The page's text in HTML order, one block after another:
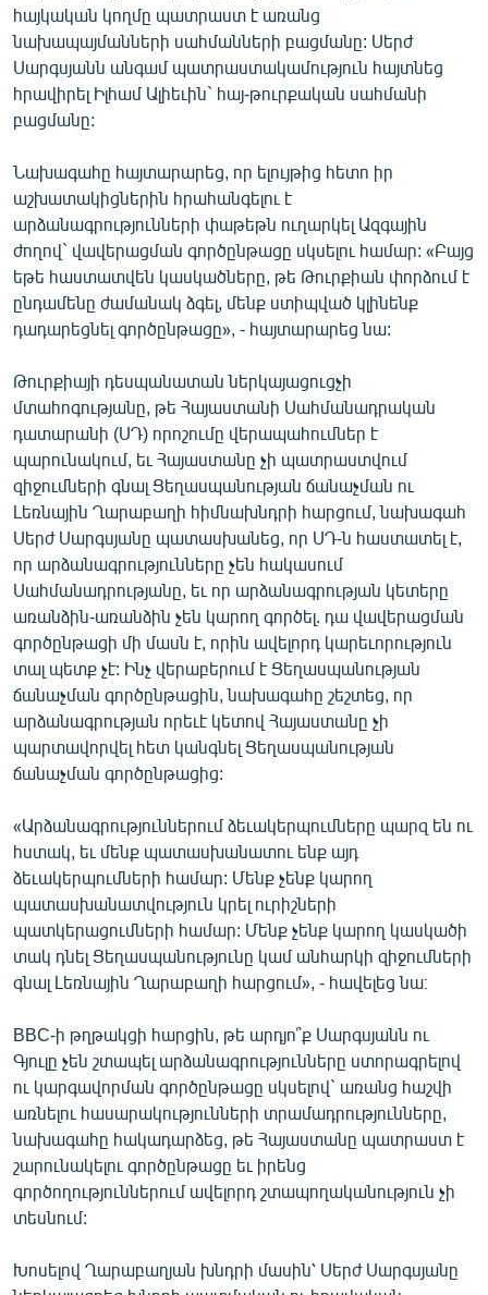
«Ազատության» բոլոր կայքերը
հայկական կողմը պատրաստ է առանց
նախապայմանների սահմանների բացմանը: Սերժ
Սարգսյանն անգամ պատրաստակամություն հայտնեց
հրավիրել Իլհամ Ալիեւին` հայ-թուրքական սահմանի
բացմանը:
Նախագահը հայտարարեց, որ ելույթից հետո իր
աշխատակիցներին հրահանգելու է
արձանագրությունների փաթեթն ուղարկել Ազգային
ժողով` վավերացման գործընթացը սկսելու համար: «Բայց
եթե հաստատվեն կասկածները, թե Թուրքիան փորձում է
ընդամենը ժամանակ ձգել, մենք ստիպված կլինենք
դադարեցնել գործընթացը», - հայտարարեց նա:
Թուրքիայի դեսպանատան ներկայացուցչի
մտահոգությանը, թե Հայաստանի Սահմանադրական
դատարանի (ՍԴ) որոշումը վերապահումներ է
պարունակում, եւ Հայաստանը չի պատրաստվում
զիջումների գնալ Ցեղասպանության ճանաչման ու
Լեռնային Ղարաբաղի հիմնախնդրի հարցում, նախագահ
Սերժ Սարգսյանը պատասխանեց, որ ՍԴ-ն հաստատել է,
որ արձանագրությունները չեն հակասում
Սահմանադրությանը, եւ որ արձանագրության կետերը
առանձին-առանձին չեն կարող գործել. դա վավերացման
գործընթացի մի մասն է, որին ավելորդ կարեւորություն
տալ պետք չէ: Ինչ վերաբերում է Ցեղասպանության
ճանաչման գործընթացին, նախագահը շեշտեց, որ
արձանագրության որեւէ կետով Հայաստանը չի
պարտավորվել հետ կանգնել Ցեղասպանության
ճանաչման գործընթացից:
«Արձանագրություններում ձեւակերպումները պարզ են ու
հստակ, եւ մենք պատասխանատու ենք այդ
ձեւակերպումների համար: Մենք չենք կարող
պատասխանատվություն կրել ուրիշների
պատկերացումների համար: Մենք չենք կարող կասկածի
տակ դնել Ցեղասպանությունը կամ անհարկի զիջումների
գնալ Լեռնային Ղարաբաղի հարցում», - հավելեց նա։
BBC-ի թղթակցի հարցին, թե արդյո՞ք Սարգսյանն ու
Գյուլը չեն շտապել արձանագրությունները ստորագրելով
ու կարգավորման գործընթացը սկսելով` առանց հաշվի
առնելու հասարակությունների տրամադրությունները,
նախագահը հակադարձեց, թե Հայաստանը պատրաստ է
շարունակելու գործընթացը եւ իրենց
գործողություններում ավելորդ շտապողականություն չի
տեսնում:
Խոսելով Ղարաբաղյան խնդրի մասին՝ Սերժ Սարգսյանը